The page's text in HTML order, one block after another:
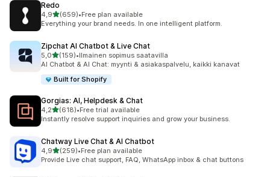
Redo
4,9/ 5 tähteä
(659)
659 arvostelua yhteensä
•Free plan available
Everything your brand needs. In one intelligent platform.
Zipchat AI Chatbot & Live Chat
5,0/ 5 tähteä
(159)
159 arvostelua yhteensä
•Ilmainen sopimus saatavilla
AI Chatbot & AI Chat: myynti & asiakaspalvelu, kaikki kanavat
Built for Shopify
Gorgias: AI, Helpdesk & Chat
4,2/ 5 tähteä
(618)
618 arvostelua yhteensä
•Free trial available
Instantly resolve support inquiries and grow your business.
Chatway Live Chat & AI Chatbot
4,9/ 5 tähteä
(259)
259 arvostelua yhteensä
•Free plan available
Provide Live chat support, FAQ, WhatsApp inbox & chat buttons